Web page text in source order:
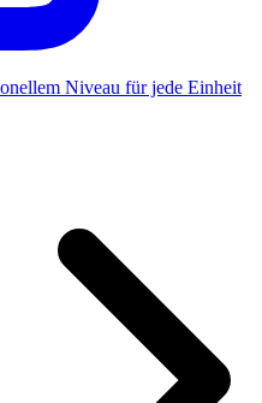
Niveau für jede Einheit